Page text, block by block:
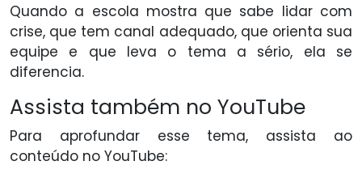
Quando a escola mostra que sabe lidar com
crise, que tem canal adequado, que orienta sua
equipe e que leva o tema a sério, ela se
diferencia.
Assista também no YouTube
Para aprofundar esse tema, assista ao
conteúdo no YouTube: